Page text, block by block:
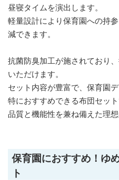
昼寝タイムを演出します。
軽量設計により保育園への持
減できます。
抗菌防臭加工が施されており
いただけます。
セット内容が豊富で、保育園
特におすすめできる布団セット
品質と機能性を兼ね備えた理想
保育園におすすめ！ゆ
ト